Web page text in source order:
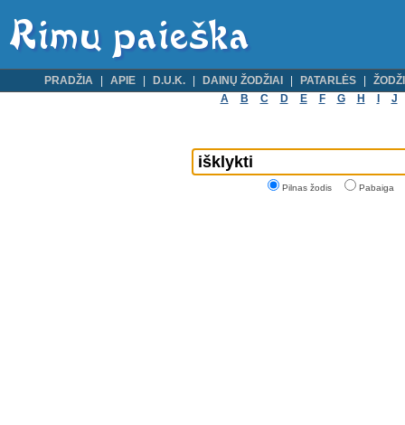
PRADŽIA APIE D.U.K. DAINŲ ŽODŽIAI PATARLĖS
A
B C D E F G H J
Pilnas žodis Pabaiga